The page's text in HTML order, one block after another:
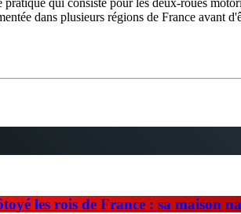
qui consiste pour les deux-roues
dans plusieurs régions de France
les rois de France : sa maison